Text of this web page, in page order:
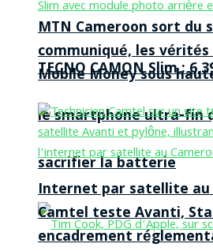
TECNO CAMON Slim :
le smartphone ultra-fin
sacrifier la batterie
MTN Cameroon sort du
communiqué, les vérités
Mobile Money sous
Internet par satellite au
Camtel teste Avanti,
encadrement